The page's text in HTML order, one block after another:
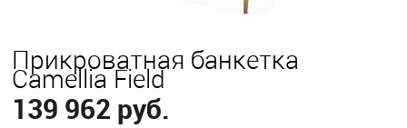
Прикроватная банкетка
Camellia Field
139 962 руб.